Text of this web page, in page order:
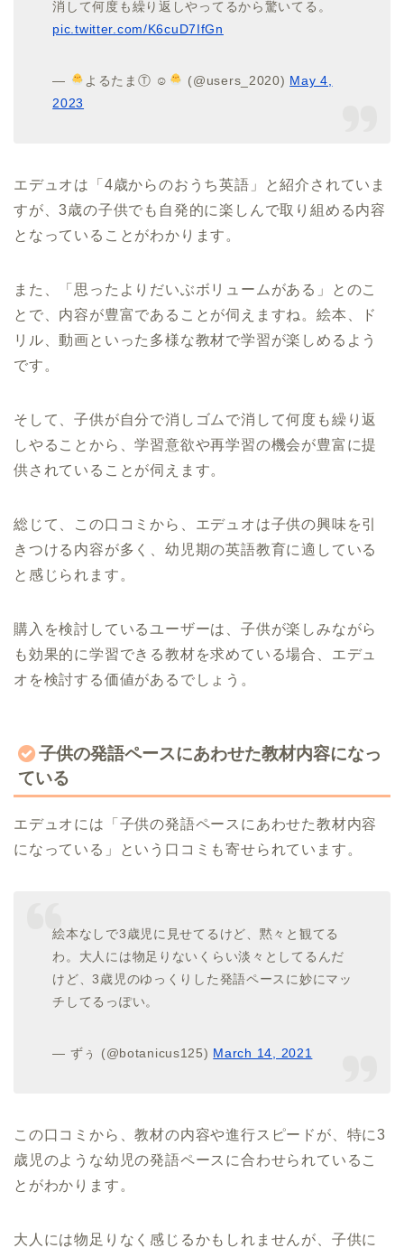
消して何度も繰り返しやってるから驚いてる。
pic.twitter.com/K6cuD7IfGn
— よるたまⓉ ☺︎ (@users_2020) May 4,
2023
エデュオは「4歳からのおうち英語」と紹介されていま
すが、3歳の子供でも自発的に楽しんで取り組める内容
となっていることがわかります。
また、「思ったよりだいぶボリュームがある」とのこ
とで、内容が豊富であることが伺えますね。絵本、ド
リル、動画といった多様な教材で学習が楽しめるよう
です。
そして、子供が自分で消しゴムで消して何度も繰り返
しやることから、学習意欲や再学習の機会が豊富に提
供されていることが伺えます。
総じて、この口コミから、エデュオは子供の興味を引
きつける内容が多く、幼児期の英語教育に適している
と感じられます。
購入を検討しているユーザーは、子供が楽しみながら
も効果的に学習できる教材を求めている場合、エデュ
オを検討する価値があるでしょう。
子供の発語ペースにあわせた教材内容になっ
ている
エデュオには「子供の発語ペースにあわせた教材内容
になっている」という口コミも寄せられています。
絵本なしで3歳児に見せてるけど、黙々と観てる
わ。大人には物足りないくらい淡々としてるんだ
けど、3歳児のゆっくりした発語ペースに妙にマッ
チしてるっぽい。
— ずぅ (@botanicus125) March 14, 2021
この口コミから、教材の内容や進行スピードが、特に3
歳児のような幼児の発語ペースに合わせられているこ
とがわかります。
大人には物足りなく感じるかもしれませんが、子供に